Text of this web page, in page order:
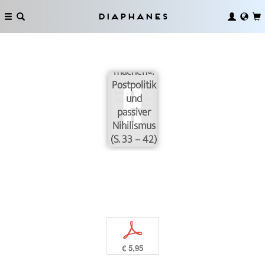
Diaphanes
machen«:
Postpolitik
und
passiver
Nihilismus
(S. 33 – 42)
p
€ 5,95